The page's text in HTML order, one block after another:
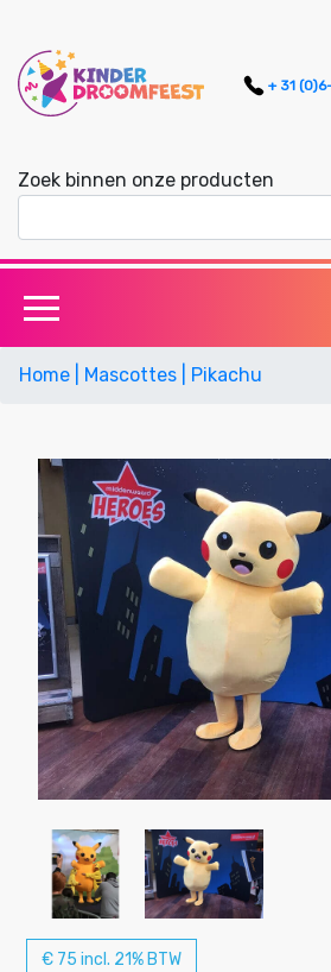
+ 31
Zoek binnen onze producten
Home | Mascottes | Pikachu
€ 75 incl. 21% BTW